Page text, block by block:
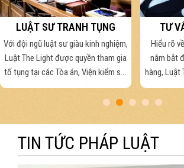
LUẬT SƯ TRANH TỤNG
Với đội ngũ luật sư giàu kinh nghiệm,
Luật The Light được quyền tham gia
tố tụng tại các Tòa án, Viện kiểm sát
và cơ quan cảnh sát điều tra các
cấp, tại các tỉnh, thành trên toàn
TƯ
Hiểu rõ
nắm bắt
hàng, Luật
phận tư
nhau:
TIN TỨC PHÁP LUẬT